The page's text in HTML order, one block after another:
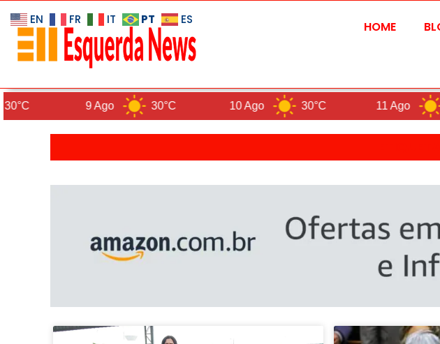
HOME
30°C 10 Ago 30°C 11 Ago 28°C
EN FR IT PT ES